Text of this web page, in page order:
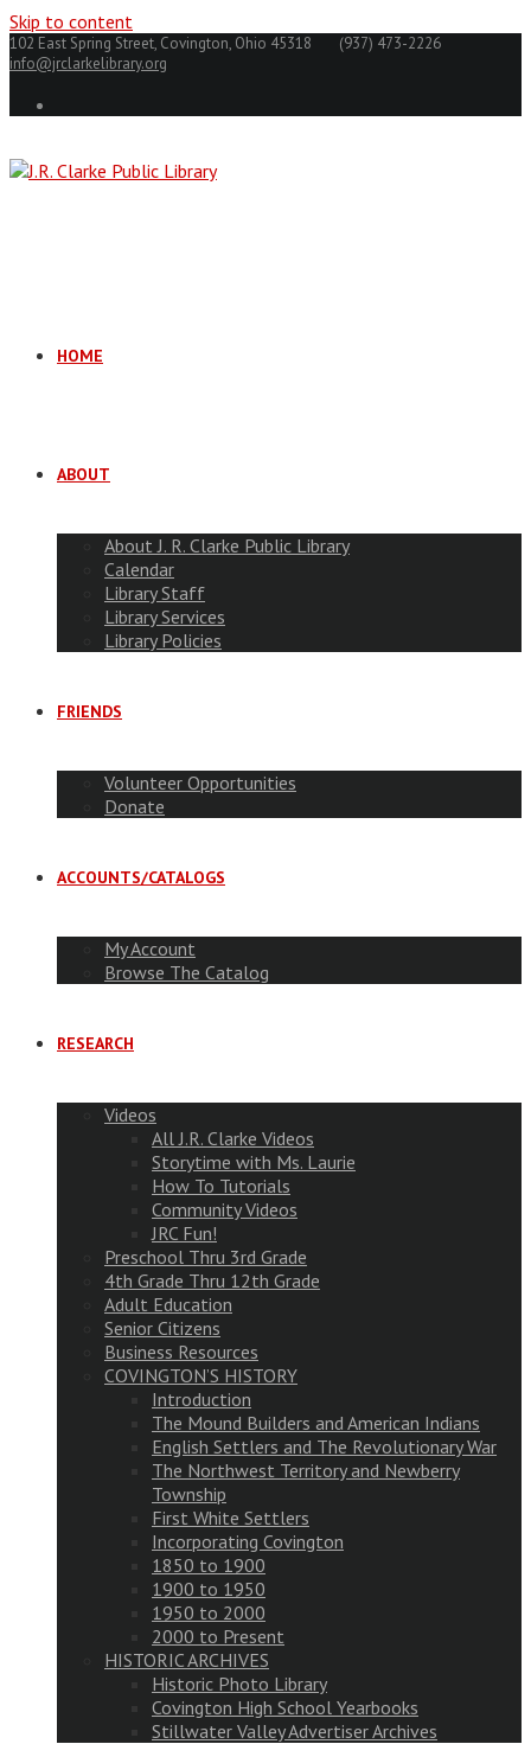
Skip to content
102 East Spring Street, Covington, Ohio 45318
(937) 473-2226
info@jrclarkelibrary.org
HOME
ABOUT
About J. R. Clarke Public Library
Calendar
Library Staff
Library Services
Library Policies
FRIENDS
Volunteer Opportunities
Donate
ACCOUNTS/CATALOGS
My Account
Browse The Catalog
RESEARCH
Videos
All J.R. Clarke Videos
Storytime with Ms. Laurie
How To Tutorials
Community Videos
JRC Fun!
Preschool Thru 3rd Grade
4th Grade Thru 12th Grade
Adult Education
Senior Citizens
Business Resources
COVINGTON’S HISTORY
Introduction
The Mound Builders and American Indians
English Settlers and The Revolutionary War
The Northwest Territory and Newberry
Township
First White Settlers
Incorporating Covington
1850 to 1900
1900 to 1950
1950 to 2000
2000 to Present
HISTORIC ARCHIVES
Historic Photo Library
Covington High School Yearbooks
Stillwater Valley Advertiser Archives